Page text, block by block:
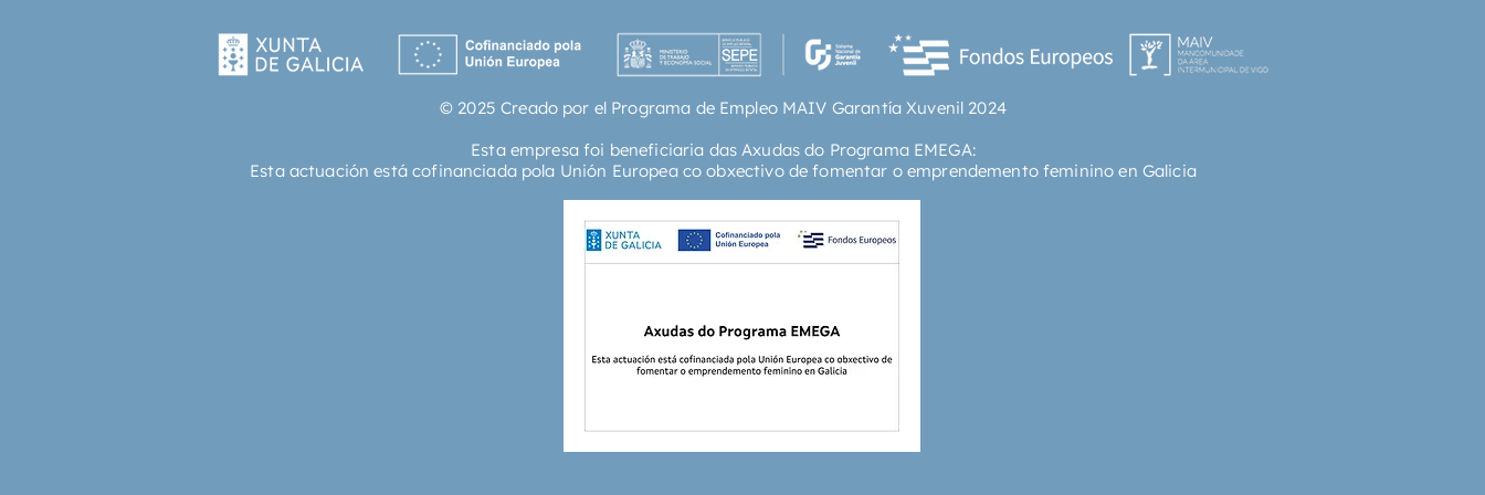
© 2025 Creado por el Programa de Empleo MAIV Garantía Xuvenil 2024
Esta empresa foi beneficiaria das Axudas do Programa EMEGA:
Esta actuación está cofinanciada pola Unión Europea co obxectivo de fomentar o emprendemento feminino en Galicia